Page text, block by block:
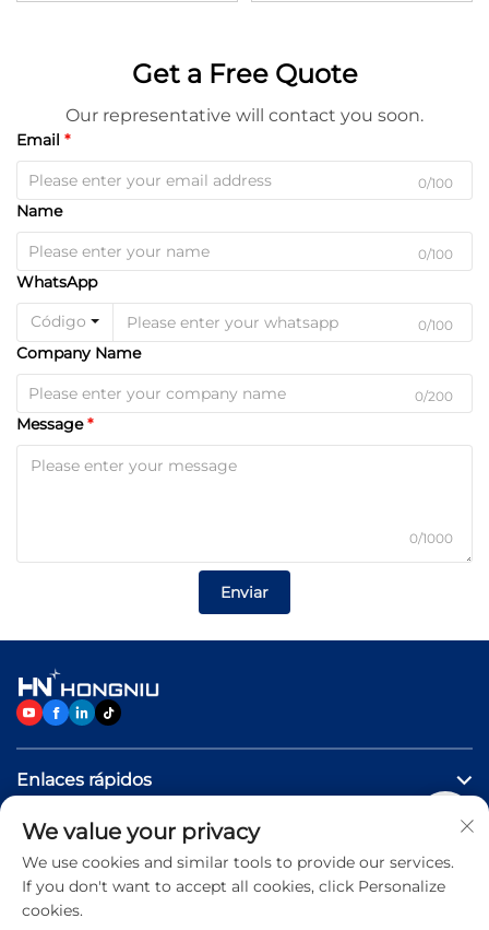
Get a Free Quote
Our representative will contact you soon.
Email
0/100
Name
0/100
WhatsApp
Código 0/100
Company Name
0/200
Message
0/1000
Enviar
Enlaces rápidos
PRODUCTOS
Contáctenos
We value your privacy
We use cookies and similar tools to provide our services.
If you don't want to accept all cookies, click Personalize
cookies.